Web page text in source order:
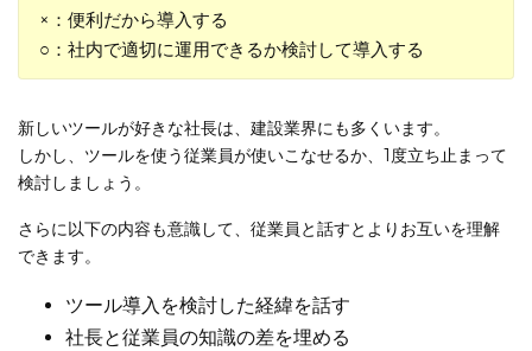
×：便利だから導入する
○：社内で適切に運用できるか検討して導入する
新しいツールが好きな社長は、建設業界にも多くいます。
しかし、ツールを使う従業員が使いこなせるか、1度立ち止まって
検討しましょう。
さらに以下の内容も意識して、従業員と話すとよりお互いを理解
できます。
ツール導入を検討した経緯を話す
社長と従業員の知識の差を埋める